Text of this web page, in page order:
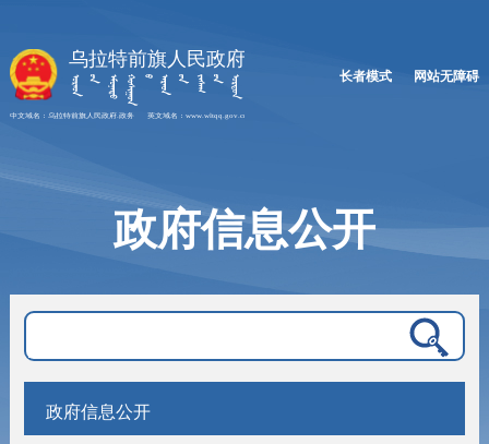
网站无障碍
长者模式
政府信息公开
政府信息公开